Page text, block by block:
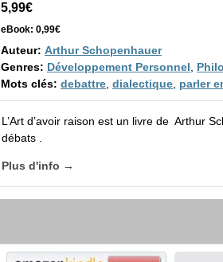
5,99€
eBook: 0,99€
Auteur: Arthur Schopenhauer
Genres: Développement Personnel
Mots clés: debattre dialectique parler
L’Art d’avoir raison est un livre de Arthur
débats .
Plus d'info →